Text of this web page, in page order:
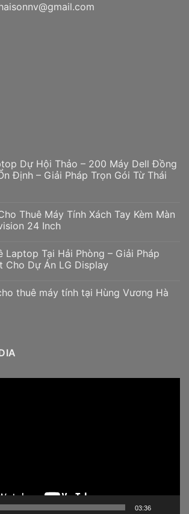
Dự Hội Thảo – 200 Máy Dell Đồng
Định – Giải Pháp Trọn Gói Từ Thái
Thuê Máy Tính Xách Tay Kèm Màn
24 Inch
Laptop Tại Hải Phòng – Giải Pháp
Cho Dự Án LG Display
thuê máy tính tại Hùng Vương Hà
03:36